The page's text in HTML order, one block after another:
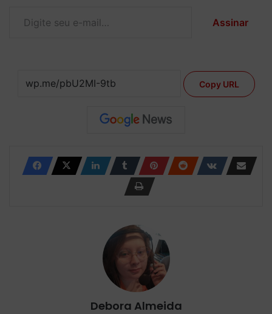
Assinar
Copy URL
Debora Almeida